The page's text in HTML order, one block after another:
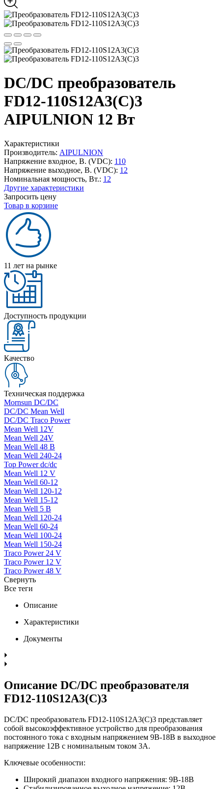
DC/DC преобразователь
FD12-110S12A3(C)3
AIPULNION 12 Вт
Характеристики
Производитель: AIPULNION
Напряжение входное, В. (VDC): 110
Напряжение выходное, В. (VDC): 12
Номинальная мощность, Вт.: 12
Другие характеристики
Запросить цену
Товар в корзине
11 лет на рынке
Доступность продукции
Качество
Техническая поддержка
Mornsun DC/DC
DC/DC Mean Well
DC/DC Traco Power
Mean Well 12V
Mean Well 24V
Mean Well 48 В
Mean Well 240-24
Top Power dc/dc
Mean Well 12 V
Mean Well 60-12
Mean Well 120-12
Mean Well 15-12
Mean Well 5 В
Mean Well 120-24
Mean Well 60-24
Mean Well 100-24
Mean Well 150-24
Traco Power 24 V
Traco Power 12 V
Traco Power 48 V
Свернуть
Все теги
Описание
Характеристики
Документы
Описание DC/DC преобразователя
FD12-110S12A3(C)3
DC/DC преобразователь FD12-110S12A3(C)3 представляет
собой высокоэффективное устройство для преобразования
постоянного тока с входным напряжением 9В-18В в выходное
напряжение 12В с номинальным током 3А.
Ключевые особенности:
Широкий диапазон входного напряжения: 9В-18В